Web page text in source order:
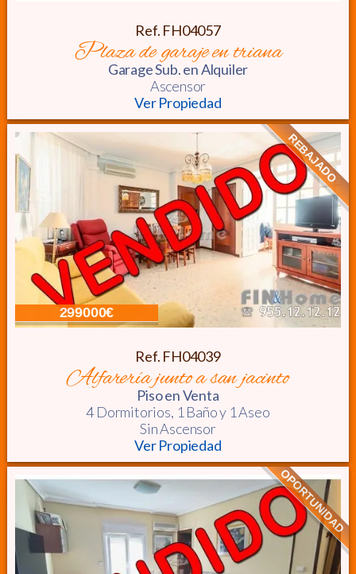
Ref. FH04057
plaza de garaje en triana
Garage Sub.en Alquiler
Ascensor
Ver Propiedad
299000€
REBAJADO
Ref. FH04039
alfarería junto a san jacinto
Pisoen Venta
4 Dormitorios, 1 Baño y 1 Aseo
Sin Ascensor
Ver Propiedad
OPORTUNIDAD